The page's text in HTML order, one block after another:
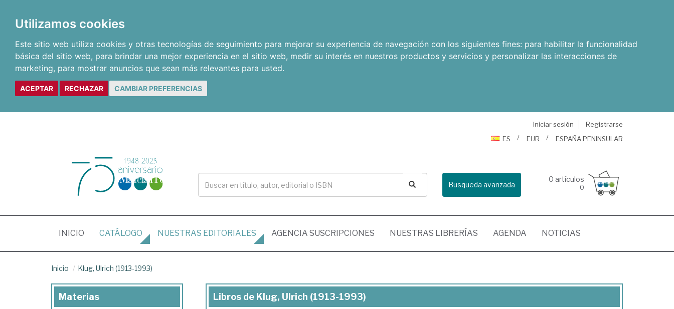
Utilizamos cookies
Este sitio web utiliza cookies y otras tecnologías de seguimiento para mejorar su experiencia de navegación con los siguientes fines: para habilitar la funcionalidad
básica del sitio web, para brindar una mejor experiencia en el sitio web, medir su interés en nuestros productos y servicios y personalizar las interacciones de
marketing, para mostrar anuncios que sean más relevantes para usted.
ACEPTAR RECHAZAR CAMBIAR PREFERENCIAS
Iniciar sesión
Registrarse
ES
EUR ESPAÑA PENINSULAR
Busqueda avanzada
0 artículos
0
INICIO (CURRENT)
CATÁLOGO NUESTRAS EDITORIALES AGENCIA SUSCRIPCIONES NUESTRAS LIBRERÍAS AGENDA NOTICIAS
Inicio Klug, Ulrich (1913-1993)
Libros
Libros de Klug, Ulrich (1913-1993)
Materias